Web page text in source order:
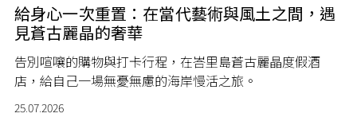
給身心一次重置：在當代藝術與風土之間，遇
見蒼古麗晶的奢華
告別喧嚷的購物與打卡行程，在峇里島蒼古麗晶度假酒
店，給自己一場無憂無慮的海岸慢活之旅。
25.07.2026